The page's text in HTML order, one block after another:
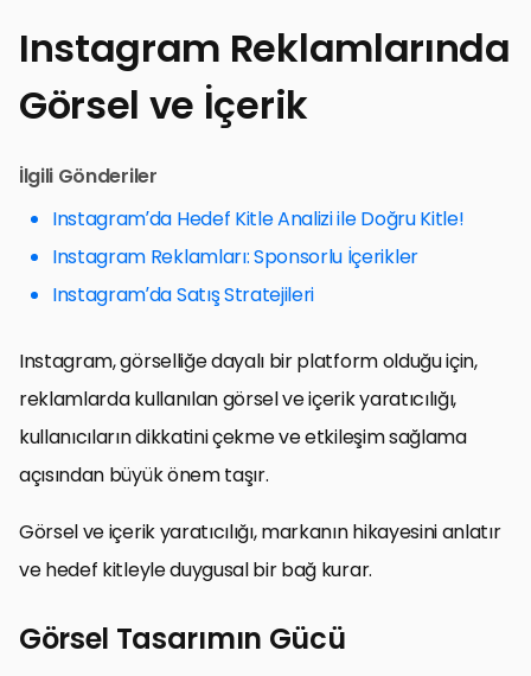
Instagram Reklamlarında
Görsel ve İçerik
İlgili Gönderiler
Instagram’da Hedef Kitle Analizi ile Doğru Kitle!
Instagram Reklamları: Sponsorlu İçerikler
Instagram’da Satış Stratejileri
Instagram, görselliğe dayalı bir platform olduğu için,
reklamlarda kullanılan görsel ve içerik yaratıcılığı,
kullanıcıların dikkatini çekme ve etkileşim sağlama
açısından büyük önem taşır.
Görsel ve içerik yaratıcılığı, markanın hikayesini anlatır
ve hedef kitleyle duygusal bir bağ kurar.
Görsel Tasarımın Gücü